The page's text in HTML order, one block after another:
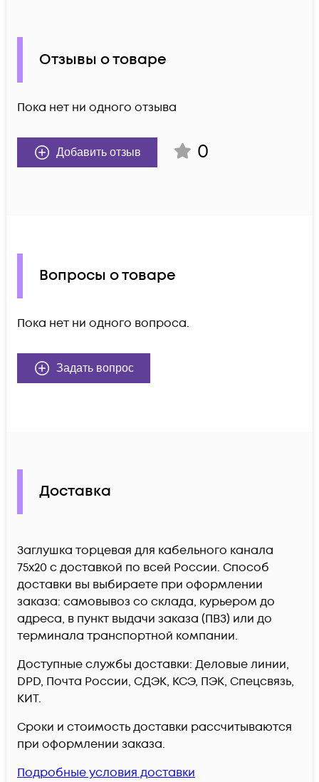
Отзывы о товаре
Пока нет ни одного отзыва
Добавить отзыв 0
Вопросы о товаре
Пока нет ни одного вопроса.
Задать вопрос
Доставка
Заглушка торцевая для кабельного канала
75х20 c доставкой по всей России. Способ
доставки вы выбираете при оформлении
заказа: самовывоз со склада, курьером до
адреса, в пункт выдачи заказа (ПВЗ) или до
терминала транспортной компании.
Доступные службы доставки: Деловые линии,
DPD, Почта России, СДЭК, КСЭ, ПЭК, Спецсвязь,
КИТ.
Сроки и стоимость доставки рассчитываются
при оформлении заказа.
Подробные условия доставки